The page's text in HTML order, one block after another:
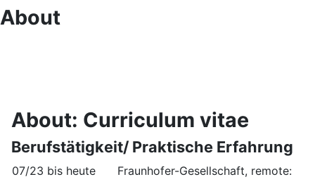
About
About: Curriculum vitae
Berufstätigkeit/ Praktische Erfahrung
07/23 bis heute
Fraunhofer-Gesellschaft, remote: